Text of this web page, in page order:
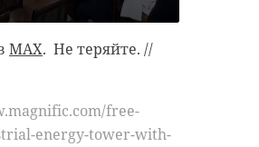
MAX. Не теряйте. //
free-
energy-tower-with-